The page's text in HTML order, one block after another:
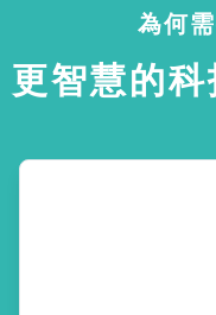
為何
更智慧的